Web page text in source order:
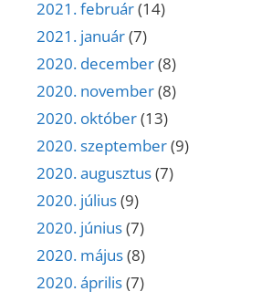
2021. február(14)
2021. január(7)
2020. december(8)
2020. november(8)
2020. október(13)
2020. szeptember(9)
2020. augusztus(7)
2020. július(9)
2020. június(7)
2020. május(8)
2020. április(7)